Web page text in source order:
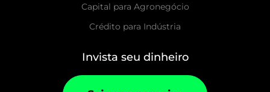
Capital para Agronegócio
Crédito para Indústria
Invista seu dinheiro